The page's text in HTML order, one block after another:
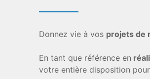
Donnez vie à vos projets de
En tant que référence en
votre entière disposition